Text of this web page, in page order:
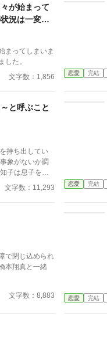
が始まって
況は一変し
まってしまいま
た。
文字数：1,856 恋愛 完結
と呼ぶこと
持ち出してい
象がないか調
を続けてあげる
文字数：11,293 恋愛 完結
で閉じ込められ
本翔真と一緒
文字数：8,883 恋愛 完結